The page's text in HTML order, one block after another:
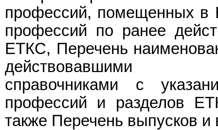
профессий, помещенных в
профессий по ранее
ЕТКС, Перечень
действовавшими
справочниками с
профессий и разделов
также Перечень выпусков